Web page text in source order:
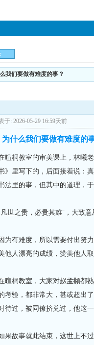
我们要做有难度的事？
于: 2026-05-29 16:59天前
为什么我们要做有难度的
桐教室的审美课上，林曦老
书》里写下的，后面接着说：
法里的事，但其中的道理，
之贵，必贵其难”，大致意
有难度，所以需要付出努力
他人漂亮的成绩，赞美他人
桐教室，大家对赵孟頫都熟
考验，都非常大，甚或超出
待过，被同僚挤兑过，他这
故事就此结束，这世上不过